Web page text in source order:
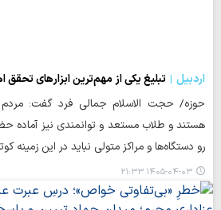
اردبیل
تبلیغ یکی از مهم‌ترین ابزارهای
حوزه/ حجت الاسلام جمالی فرد گفت: مردم
هستند و طلاب مستعد و توانمندی نیز آماده
رو دستگاه‌ها و مراکز متولی نباید در این زمینه
۱۴۰۵-۰۴-۰۳ ۲۱:۳۳